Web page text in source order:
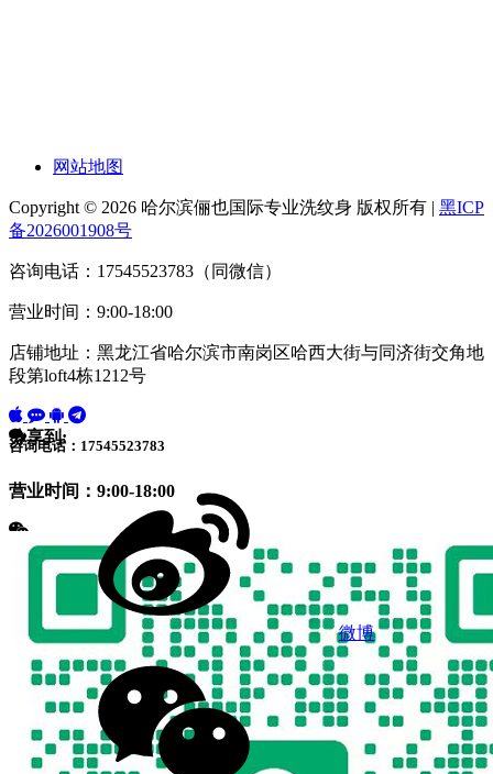
网站地图
Copyright © 2026 哈尔滨俪也国际专业洗纹身 版权所有 | 黑ICP
备2026001908号
咨询电话：17545523783（同微信）
营业时间：9:00-18:00
店铺地址：黑龙江省哈尔滨市南岗区哈西大街与同济街交角地
段第loft4栋1212号
咨询电话：17545523783
营业时间：9:00-18:00
分享到:
微博